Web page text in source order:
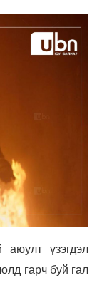
аюулт үзэгдэл
гарч буй гал